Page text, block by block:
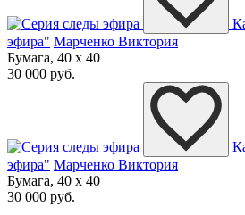
эфира" Марченко Виктория
Бумага, 40 x 40
30 000 руб.
эфира" Марченко Виктория
Бумага, 40 x 40
30 000 руб.